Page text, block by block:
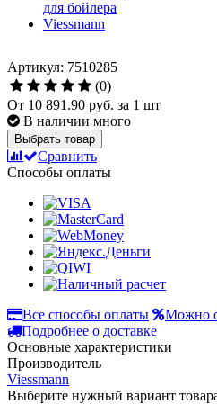
Артикул: 7510285
(0)
От 10 891.90 руб. за 1 шт
В наличии много
Выбрать товар
Сравнить
Способы оплаты
Все способы оплаты
Можно
Подробнее о доставке
Основные характеристики
Производитель
Viessmann
Выберите нужный вариант